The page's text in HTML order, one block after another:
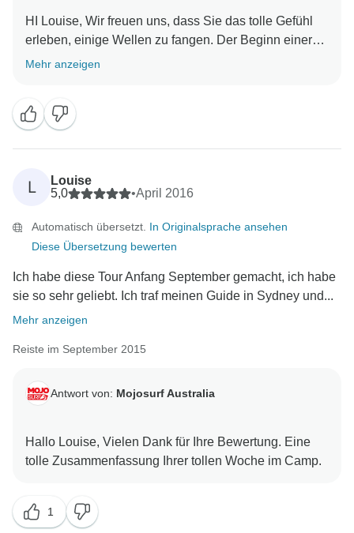
HI Louise, Wir freuen uns, dass Sie das tolle Gefühl
erleben, einige Wellen zu fangen. Der Beginn einer
Mehr anzeigen
L
Louise
5,0
•April 2016
Automatisch übersetzt. In Originalsprache ansehen
Diese Übersetzung bewerten
Ich habe diese Tour Anfang September gemacht, ich habe
sie so sehr geliebt. Ich traf meinen Guide in Sydney und...
Mehr anzeigen
Reiste im September 2015
Antwort von: Mojosurf Australia
Hallo Louise, Vielen Dank für Ihre Bewertung. Eine
1